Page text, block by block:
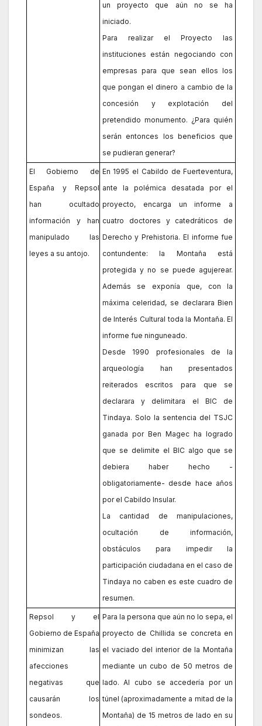
un proyecto que aún no se ha
iniciado.
Para realizar el Proyecto las
instituciones están negociando con
empresas para que sean ellos los
que pongan el dinero a cambio de la
concesión y explotación del
pretendido monumento. ¿Para quién
serán entonces los beneficios que
se pudieran generar?
El Gobierno de
España y Repsol
han ocultado
información y han
manipulado las
leyes a su antojo.
En 1995 el Cabildo de Fuerteventura,
ante la polémica desatada por el
proyecto, encarga un informe a
cuatro doctores y catedráticos de
Derecho y Prehistoria. El informe fue
contundente: la Montaña está
protegida y no se puede agujerear.
Además se exponía que, con la
máxima celeridad, se declarara Bien
de Interés Cultural toda la Montaña. El
informe fue ninguneado.
Desde 1990 profesionales de la
arqueología han presentados
reiterados escritos para que se
declarara y delimitara el BIC de
Tindaya. Solo la sentencia del TSJC
ganada por Ben Magec ha logrado
que se delimite el BIC algo que se
debiera haber hecho -
obligatoriamente- desde hace años
por el Cabildo Insular.
La cantidad de manipulaciones,
ocultación de información,
obstáculos para impedir la
participación ciudadana en el caso de
Tindaya no caben es este cuadro de
resumen.
Repsol y el
Gobierno de España
minimizan las
afecciones
negativas que
causarán los
sondeos.
Para la persona que aún no lo sepa, el
proyecto de Chillida se concreta en
el vaciado del interior de la Montaña
mediante un cubo de 50 metros de
lado. Al cubo se accedería por un
túnel (aproximadamente a mitad de la
Montaña) de 15 metros de lado en su